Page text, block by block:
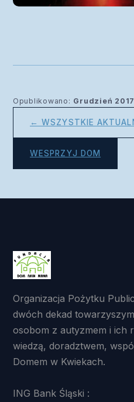
Opublikowano: Grudzień 2017
← WSZYSTKIE
WESPRZYJ DOM
Organizacja Pożytku
dwóch dekad
osobom z autyzmem i ich
wiedzą, doradztwem,
Domem w Kwiekach.
ING Bank Śląski :